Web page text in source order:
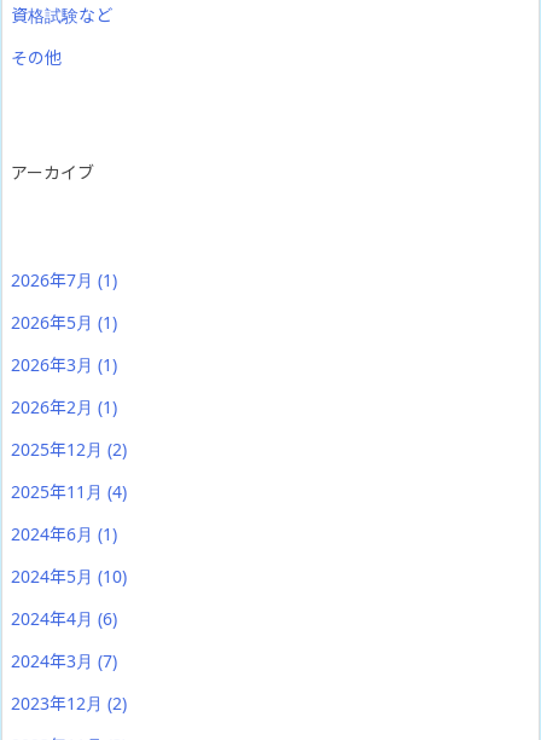
資格試験など
その他
アーカイブ
2026年7月 (1)
2026年5月 (1)
2026年3月 (1)
2026年2月 (1)
2025年12月 (2)
2025年11月 (4)
2024年6月 (1)
2024年5月 (10)
2024年4月 (6)
2024年3月 (7)
2023年12月 (2)